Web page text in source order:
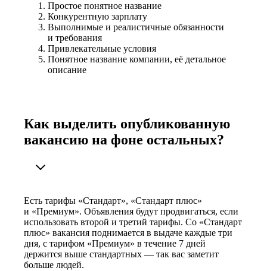
Простое понятное название
Конкурентную зарплату
Выполнимые и реалистичные обязанности
и требования
Привлекательные условия
Понятное название компании, её детальное
описание
Как выделить опубликованную
вакансию на фоне остальных?
Есть тарифы «Стандарт», «Стандарт плюс»
и «Премиум». Объявления будут продвигаться, если
использовать второй и третий тарифы. Со «Стандарт
плюс» вакансия поднимается в выдаче каждые три
дня, с тарифом «Премиум» в течение 7 дней
держится выше стандартных — так вас заметит
больше людей.